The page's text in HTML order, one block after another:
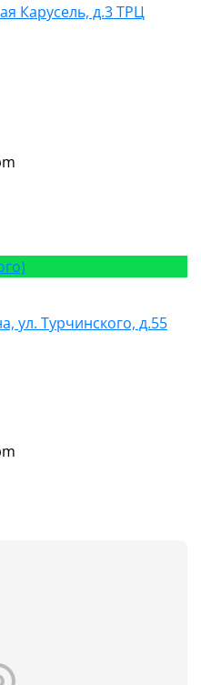
Карусель, д.3 ТРЦ
ул. Турчинского, д.55